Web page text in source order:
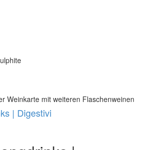
Weinkarte mit weiteren Flaschenweinen
| Digestivi